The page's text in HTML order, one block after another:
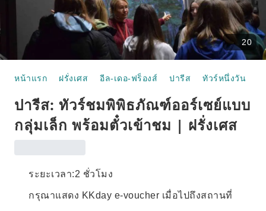
20
หน้าแรก ฝรั่งเศส อีล-เดอ-ฟร็องส์ ปารีส ทัวร์หนึ่งวัน
ปารีส: ทัวร์ชมพิพิธภัณฑ์ออร์เซย์แบบ
กลุ่มเล็ก พร้อมตั๋วเข้าชม | ฝรั่งเศส
ระยะเวลา:2 ชั่วโมง
กรุณาแสดง KKday e-voucher เมื่อไปถึงสถานที่